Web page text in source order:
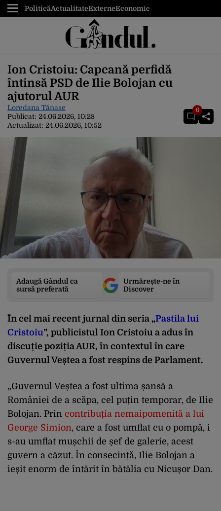
PoliticăActualitateExterneEconomic
Ion Cristoiu: Capcană perfidă
întinsă PSD de Ilie Bolojan cu
ajutorul AUR
Loredana Tănase
Publicat: 24.06.2026, 10:28
Actualizat: 24.06.2026, 10:52
6
Adaugă Gândul ca
sursă preferată
Urmărește-ne în
Discover
În cel mai recent jurnal din seria „Pastila lui
Cristoiu”, publicistul Ion Cristoiu a adus în
discuție poziția AUR, în contextul în care
Guvernul Veștea a fost respins de Parlament.
„Guvernul Veștea a fost ultima șansă a
României de a scăpa, cel puțin temporar, de Ilie
Bolojan. Prin contribuția nemaipomenită a lui
George Simion, care a fost umflat cu o pompă, i
s-au umflat mușchii de șef de galerie, acest
guvern a căzut. În consecință, Ilie Bolojan a
ieșit enorm de întărit în bătălia cu Nicușor Dan.